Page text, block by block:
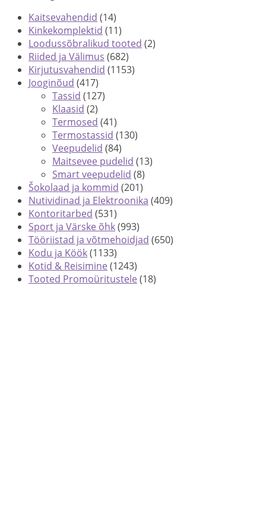
Kaitsevahendid (14)
Kinkekomplektid (11)
Loodussõbralikud tooted (2)
Riided ja Välimus (682)
Kirjutusvahendid (1153)
Jooginõud (417)
Tassid (127)
Klaasid (2)
Termosed (41)
Termostassid (130)
Veepudelid (84)
Maitsevee pudelid (13)
Smart veepudelid (8)
Šokolaad ja kommid (201)
Nutividinad ja Elektroonika (409)
Kontoritarbed (531)
Sport ja Värske õhk(993)
Tööriistad ja võtmehoidjad (650)
Kodu ja Köök(1133)
Kotid & Reisimine (1243)
Tooted Promoüritustele (18)